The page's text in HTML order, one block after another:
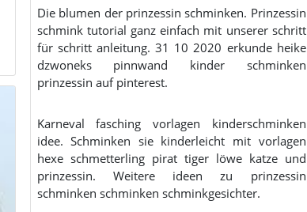
Die blumen der prinzessin schminken. Prinzessin
schmink tutorial ganz einfach mit unserer schritt
für schritt anleitung. 31 10 2020 erkunde heike
dzwoneks pinnwand kinder schminken
prinzessin auf pinterest.
Karneval fasching vorlagen kinderschminken
idee. Schminken sie kinderleicht mit vorlagen
hexe schmetterling pirat tiger löwe katze und
prinzessin. Weitere ideen zu prinzessin
schminken schminken schminkgesichter.